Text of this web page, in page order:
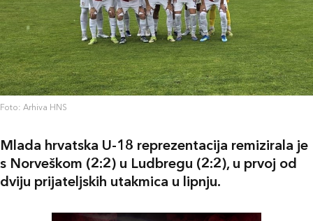
Foto: Arhiva HNS
Mlada hrvatska U-18 reprezentacija remizirala je
s Norveškom (2:2) u Ludbregu (2:2), u prvoj od
dviju prijateljskih utakmica u lipnju.